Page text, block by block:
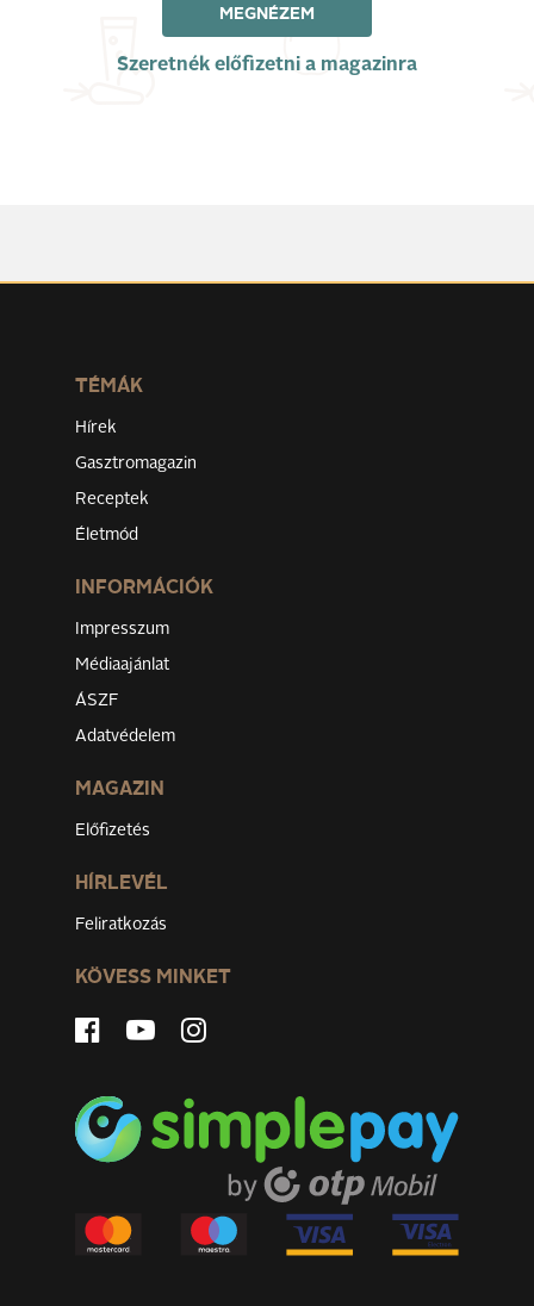
MEGNÉZEM
Szeretnék előfizetni a magazinra
TÉMÁK
Hírek
Gasztromagazin
Receptek
Életmód
INFORMÁCIÓK
Impresszum
Médiaajánlat
ÁSZF
Adatvédelem
MAGAZIN
Előfizetés
HÍRLEVÉL
Feliratkozás
KÖVESS MINKET